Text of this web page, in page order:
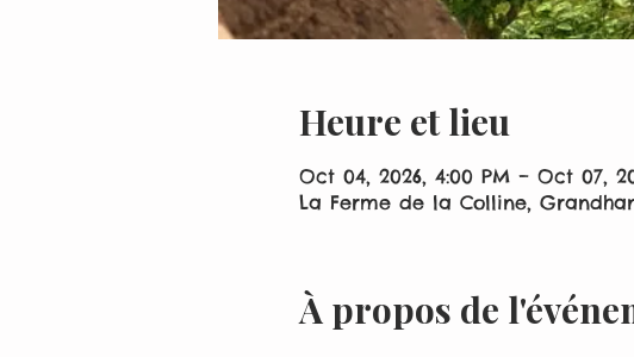
Heure et lieu
Oct 04, 2026, 4:00 PM – Oct 07,
La Ferme de la Colline,
À propos de